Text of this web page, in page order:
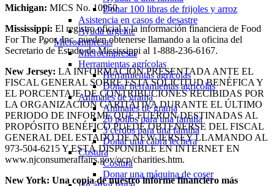
Donar 100 libras de frijoles y arroz
Asistencia en casos de desastre
Ayuda urgente
Microempresas
Microempresas
Herramientas agrícolas
Herramientas agrícolas
Donar herramientas agrícolas
Animales de granja
Animales de granja
20 pollos para una familia
3 cerdos para una familia
Donar una cabra lechera
Costura
Costura
Donar una máquina de coser
Michigan: MICS No. 10950
Mississippi: El registro oficial y la información financiera de Food
For The Poor, Inc. pueden obtenerse llamando a la oficina del
Secretario de Estado de Mississippi al 1-888-236-6167.
New Jersey: LA INFORMACIÓN PRESENTADA ANTE EL
FISCAL GENERAL SOBRE ESTA SOLICITUD BENÉFICA Y
EL PORCENTAJE DE CONTRIBUCIONES RECIBIDAS POR
LA ORGANIZACIÓN CARITATIVA DURANTE EL ÚLTIMO
PERIODO DE INFORME QUE FUERON DESTINADAS AL
PROPÓSITO BENÉFICO PUEDE OBTENERSE DEL FISCAL
GENERAL DEL ESTADO DE NEW JERSEY LLAMANDO AL
973-504-6215 Y ESTÁ DISPONIBLE EN INTERNET EN
www.njconsumeraffairs.gov/ocp/charities.htm.
New York: Una copia de nuestro informe financiero más